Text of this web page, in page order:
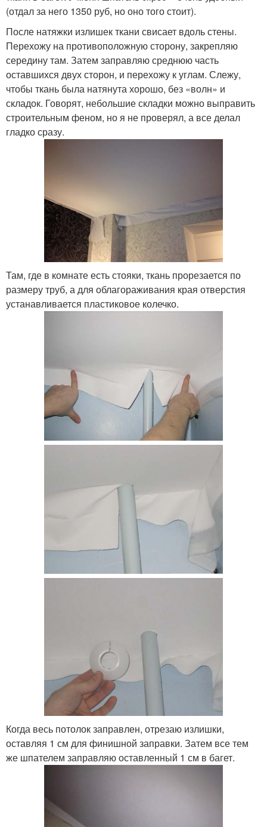
(отдал за него 1350 руб, но оно того стоит).
После натяжки излишек ткани свисает вдоль стены.
Перехожу на противоположную сторону, закрепляю
середину там. Затем заправляю среднюю часть
оставшихся двух сторон, и перехожу к углам. Слежу,
чтобы ткань была натянута хорошо, без «волн» и
складок. Говорят, небольшие складки можно выправить
строительным феном, но я не проверял, а все делал
гладко сразу.
Там, где в комнате есть стояки, ткань прорезается по
размеру труб, а для облагораживания края отверстия
устанавливается пластиковое колечко.
Когда весь потолок заправлен, отрезаю излишки,
оставляя 1 см для финишной заправки. Затем все тем
же шпателем заправляю оставленный 1 см в багет.